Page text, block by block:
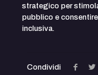
strategico per
pubblico e
inclusiva.
Condividi